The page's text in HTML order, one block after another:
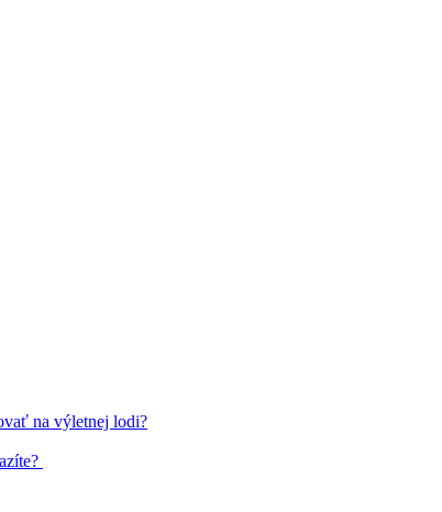
na výletnej lodi?